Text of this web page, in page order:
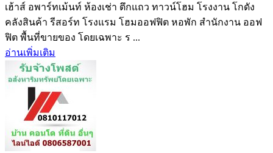
เฮ้าส์ อพาร์ทเม้นท์ ห้องเช่า ตึกแถว ทาวน์โฮม โรงงาน โกดัง
คลังสินค้า รีสอร์ท โรงแรม โฮมออฟฟิต หอพัก สำนักงาน ออฟ
ฟิต พื้นที่ขายของ โดยเฉพาะ ร ...
อ่านเพิ่มเติม